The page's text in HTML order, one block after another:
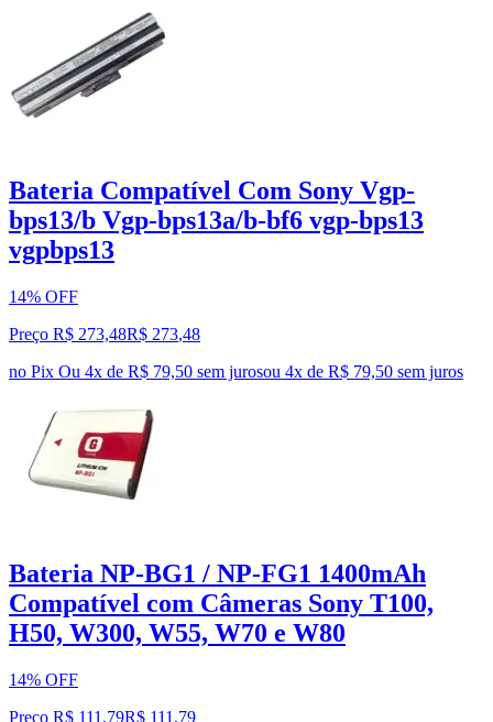
Bateria Compatível Com Sony Vgp-
bps13/b Vgp-bps13a/b-bf6 vgp-bps13
vgpbps13
14% OFF
Preço R$ 273,48R$ 273,48
no Pix Ou 4x de R$ 79,50 sem jurosou 4x de R$ 79,50 sem juros
Bateria NP-BG1 / NP-FG1 1400mAh
Compatível com Câmeras Sony T100,
H50, W300, W55, W70 e W80
14% OFF
Preço R$ 111,79R$ 111 ,79